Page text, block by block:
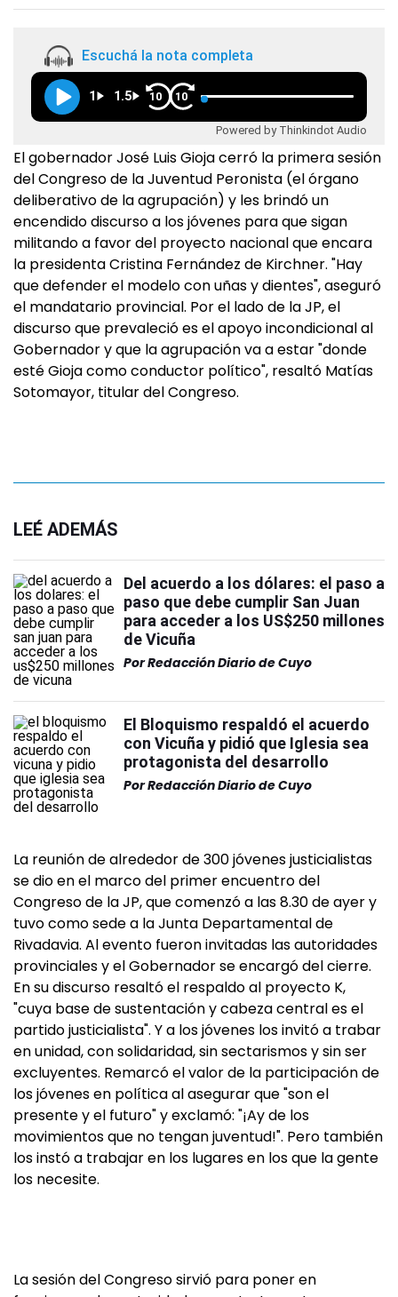
Escuchá la nota completa
1 1.5 10 10
Powered by Thinkindot Audio
El gobernador José Luis Gioja cerró la primera sesión
del Congreso de la Juventud Peronista (el órgano
deliberativo de la agrupación) y les brindó un
encendido discurso a los jóvenes para que sigan
militando a favor del proyecto nacional que encara
la presidenta Cristina Fernández de Kirchner. "Hay
que defender el modelo con uñas y dientes", aseguró
el mandatario provincial. Por el lado de la JP, el
discurso que prevaleció es el apoyo incondicional al
Gobernador y que la agrupación va a estar "donde
esté Gioja como conductor político", resaltó Matías
Sotomayor, titular del Congreso.
LEÉ ADEMÁS
Del acuerdo a los dólares: el paso a
paso que debe cumplir San Juan
para acceder a los US$250 millones
de Vicuña
PorRedacción Diario de Cuyo
El Bloquismo respaldó el acuerdo
con Vicuña y pidió que Iglesia sea
protagonista del desarrollo
PorRedacción Diario de Cuyo
La reunión de alrededor de 300 jóvenes justicialistas
se dio en el marco del primer encuentro del
Congreso de la JP, que comenzó a las 8.30 de ayer y
tuvo como sede a la Junta Departamental de
Rivadavia. Al evento fueron invitadas las autoridades
provinciales y el Gobernador se encargó del cierre.
En su discurso resaltó el respaldo al proyecto K,
"cuya base de sustentación y cabeza central es el
partido justicialista". Y a los jóvenes los invitó a trabar
en unidad, con solidaridad, sin sectarismos y sin ser
excluyentes. Remarcó el valor de la participación de
los jóvenes en política al asegurar que "son el
presente y el futuro" y exclamó: "¡Ay de los
movimientos que no tengan juventud!". Pero también
los instó a trabajar en los lugares en los que la gente
los necesite.
La sesión del Congreso sirvió para poner en